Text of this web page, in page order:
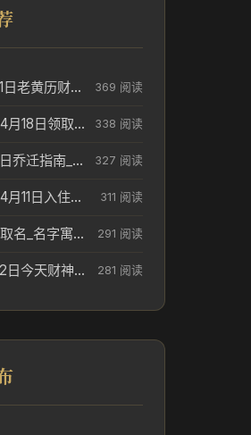
2026年04月11日老黄历财神方位_财神方位与供奉讲究 369 阅读
今天2026年04月18日领取结婚证老黄历不适合吗_领证日期参考 338 阅读
2026年4月14日乔迁指南_搬家择日参考 327 阅读
今日2026年04月11日入住新居老黄历不适宜吗_搬家择日参考 311 阅读
吴姓端庄女孩取名_名字寓意参考 291 阅读
2026年04月12日今天财神在哪个吉位_财神方位参考 281 阅读